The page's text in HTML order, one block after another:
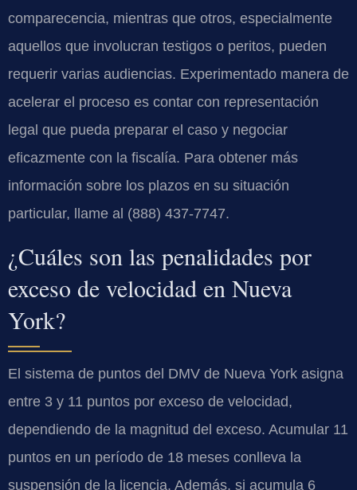
comparecencia, mientras que otros, especialmente
aquellos que involucran testigos o peritos, pueden
requerir varias audiencias. Experimentado manera de
acelerar el proceso es contar con representación
legal que pueda preparar el caso y negociar
eficazmente con la fiscalía. Para obtener más
información sobre los plazos en su situación
particular, llame al (888) 437-7747.
¿Cuáles son las penalidades por
exceso de velocidad en Nueva
York?
El sistema de puntos del DMV de Nueva York asigna
entre 3 y 11 puntos por exceso de velocidad,
dependiendo de la magnitud del exceso. Acumular 11
puntos en un período de 18 meses conlleva la
suspensión de la licencia. Además, si acumula 6